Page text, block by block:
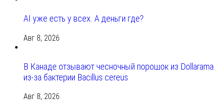
AI уже есть у всех. А деньги где?
Авг 8, 2026
В Канаде отзывают чесночный порошок из Dollarama
из-за бактерии Bacillus cereus
Авг 8, 2026